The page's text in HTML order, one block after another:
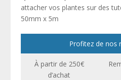
attacher vos plantes sur des
50mm x 5m
Profitez de nos
À partir de 250€
d’achat